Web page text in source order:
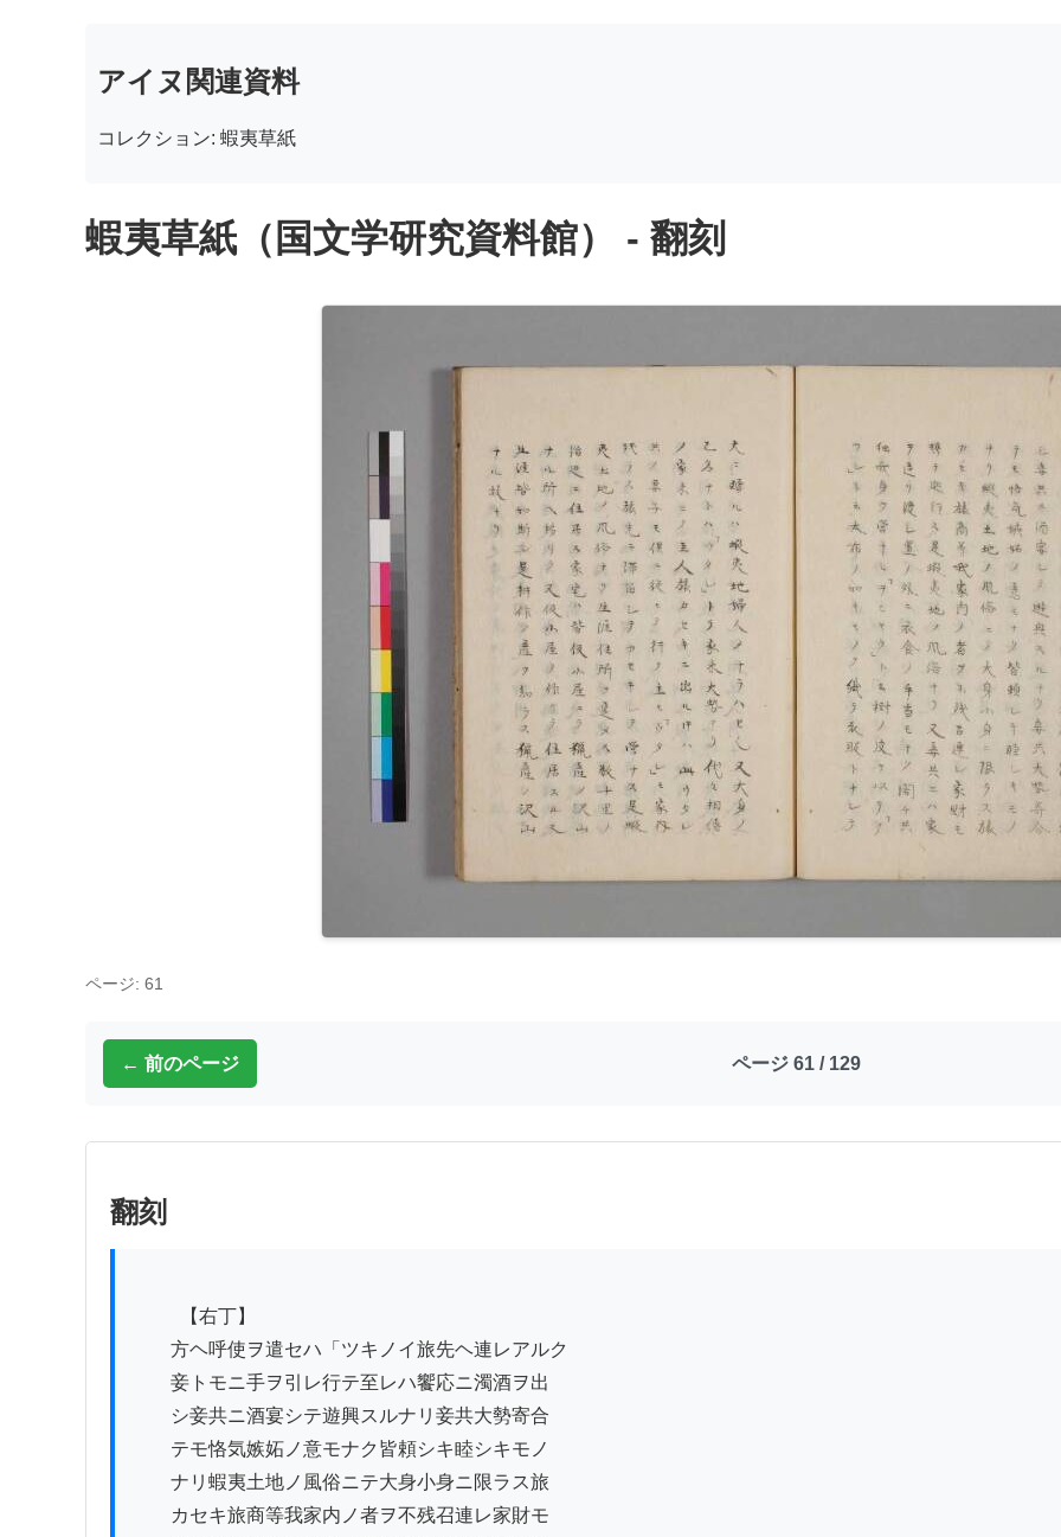
アイヌ関連資料
コレクション: 蝦夷草紙
蝦夷草紙（国文学研究資料館） - 翻刻
ページ: 61
← 前のページ ページ 61 / 129
翻刻
方ヘ呼使ヲ遣セハ「ツキノイ旅先ヘ連レアルク
妾トモニ手ヲ引レ行テ至レハ饗応ニ濁酒ヲ出
シ妾共ニ酒宴シテ遊興スルナリ妾共大勢寄合
テモ恪気嫉妬ノ意モナク皆頼シキ睦シキモノ
ナリ蝦夷土地ノ風俗ニテ大身小身ニ限ラス旅
カセキ旅商等我家内ノ者ヲ不残召連レ家財モ